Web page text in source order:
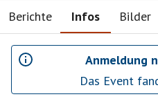
Berichte Infos Bilder
Anmeldung
Das Event